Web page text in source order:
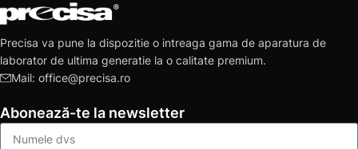
Precisa va pune la dispozitie o intreaga gama de aparatura de
laborator de ultima generatie la o calitate premium.
Mail: office@precisa.ro
Abonează-te la newsletter